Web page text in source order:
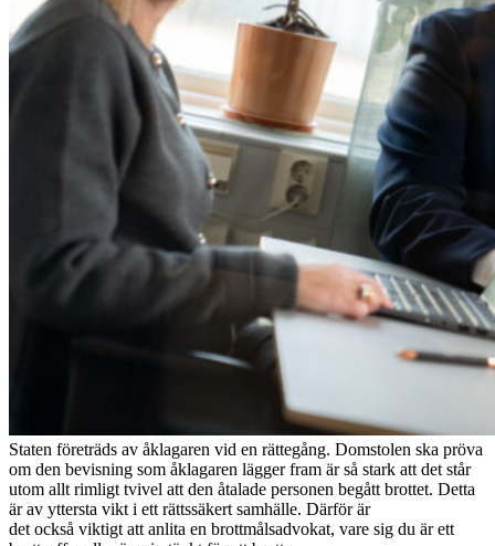
Staten företräds av åklagaren vid en rättegång. Domstolen ska pröva
om den bevisning som åklagaren lägger fram är så stark att det står
utom allt rimligt tvivel att den åtalade personen begått brottet. Detta
är av yttersta vikt i ett rättssäkert samhälle. Därför är
det också viktigt att anlita en brottmålsadvokat, vare sig du är ett